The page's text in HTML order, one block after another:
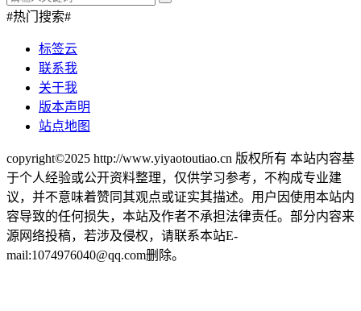
#热门搜索#
标签云
联系我
关于我
版本声明
站点地图
copyright©2025 http://www.yiyaotoutiao.cn 版权所有 本站内容基
于个人经验或公开资料整理，仅供学习参考，不构成专业建
议，并不意味着赞同其观点或证实其描述。用户因使用本站内
容导致的任何损失，本站及作者不承担法律责任。部分内容来
源网络投稿，若涉及侵权，请联系本站E-
mail:1074976040@qq.com删除。